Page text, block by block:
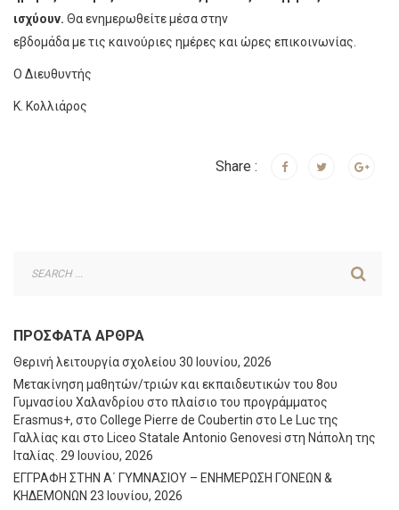
ισχύουν. Θα ενημερωθείτε μέσα στην
εβδομάδα με τις καινούριες ημέρες και ώρες επικοινωνίας.
Ο Διευθυντής
Κ. Κολλιάρος
Share :
ΠΡΌΣΦΑΤΑ ΆΡΘΡΑ
Θερινή λειτουργία σχολείου 30 Ιουνίου, 2026
Μετακίνηση μαθητών/τριών και εκπαιδευτικών του 8ου
Γυμνασίου Χαλανδρίου στο πλαίσιο του προγράμματος
Erasmus+, στο College Pierre de Coubertin στο Le Luc της
Γαλλίας και στο Liceo Statale Antonio Genovesi στη Νάπολη της
Ιταλίας. 29 Ιουνίου, 2026
ΕΓΓΡΑΦΗ ΣΤΗΝ Α΄ ΓΥΜΝΑΣΙΟΥ – ΕΝΗΜΕΡΩΣΗ ΓΟΝΕΩΝ &
ΚΗΔΕΜΟΝΩΝ 23 Ιουνίου, 2026